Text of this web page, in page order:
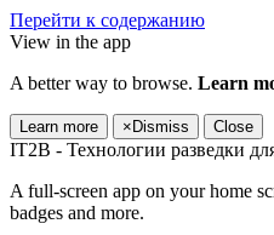
Перейти к содержанию
View in the app
A better way to browse. Learn
Learn more × Dismiss Close
IT2B - Технологии разведки
A full-screen app on your home
badges and more.